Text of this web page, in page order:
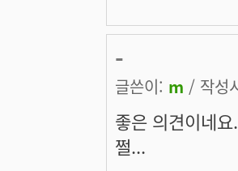
-
글쓴이: m / 작성
좋은 의견이네
쩔...